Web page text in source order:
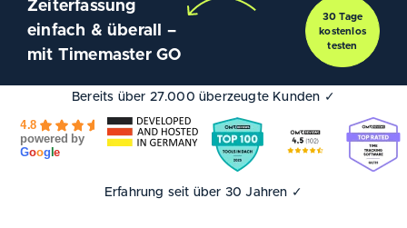
Zeiterfassung
einfach & überall –
mit Timemaster GO
30 Tage
kostenlos
testen
Bereits über 27.000 überzeugte Kunden ✓
4.8
powered by
Goog le
Erfahrung seit über 30 Jahren ✓